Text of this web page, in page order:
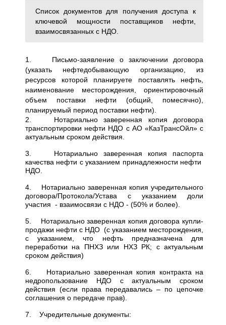
Список документов для получения доступа к
ключевой мощности поставщиков нефти,
взаимосвязанных с НДО.
1. Письмо-заявление о заключении договора
(указать нефтедобывающую организацию, из
ресурсов которой планируете поставлять нефть,
наименование месторождения, ориентировочный
объем поставки нефти (общий, помесячно),
планируемый период поставки нефти).
2. Нотариально заверенная копия договора
транспортировки нефти НДО с АО «КазТрансОйл» с
актуальным сроком действия.
3. Нотариально заверенная копия паспорта
качества нефти с указанием принадлежности нефти
НДО.
4. Нотариально заверенная копия учредительного
договора/Протокола/Устава с указанием доли
участия - взаимосвязи с НДО - (50% и более).
5. Нотариально заверенная копия договора купли-
продажи нефти с НДО (с указанием месторождения,
с указанием, что нефть предназначена для
переработки на ПНХЗ или НХЗ РК; с актуальным
сроком действия)
6. Нотариально заверенная копия контракта на
недропользование НДО с актуальным сроком
действия (если права передавались – по цепочке
соглашения о передаче прав).
7. Учредительные документы: